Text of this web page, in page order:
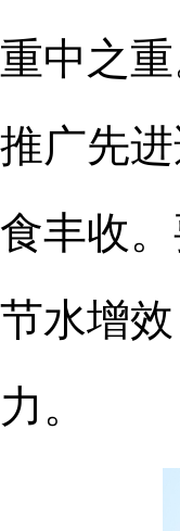
重中之
推广先
食丰收
节水增
力。